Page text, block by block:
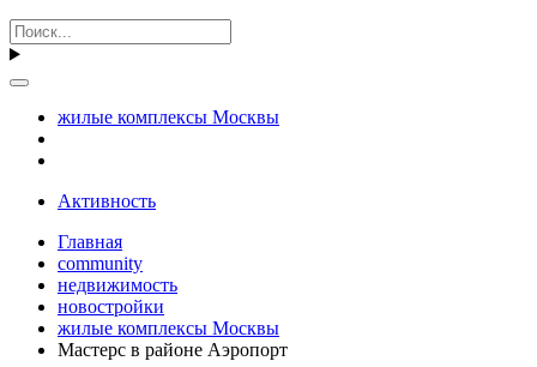
жилые комплексы Москвы
Активность
Главная
community
недвижимость
новостройки
жилые комплексы Москвы
Мастерс в районе Аэропорт